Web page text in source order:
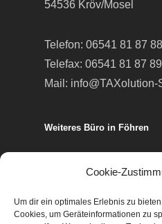
Cookie-
Um dir ein optimales Erlebnis zu
Cookies, um Geräteinformationen zu
54536 Kröv/Mosel
Telefon: 06541 81 87 88
Telefax: 06541 81 87 89
Mail: info@TAXolution-
Weiteres Büro in Föhren